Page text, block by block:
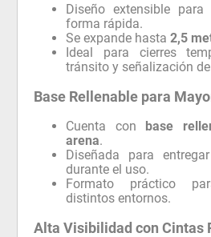
Diseño extensible
forma rápida.
Se expande hasta2,5
Ideal para cierres
tránsito y señalización
Base Rellenable para
Cuenta con base
arena.
Diseñada para
durante el uso.
Formato práctico
distintos entornos.
Alta Visibilidad con Cintas